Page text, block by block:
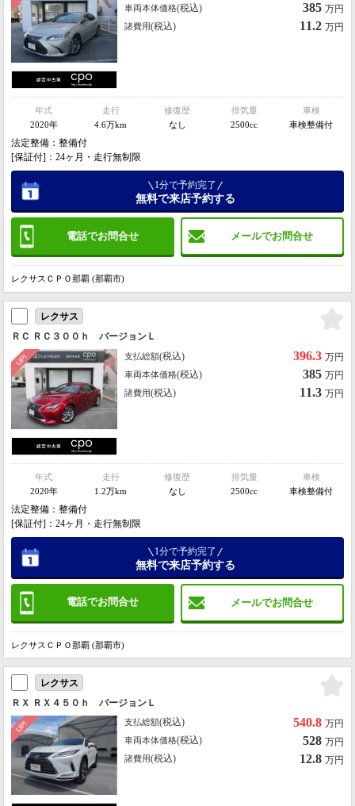
車両本体価格(税込) 385 万円
諸費用(税込) 11.2 万円
年式
2020年
走行
4.6万km
修復歴
なし
排気量
2500cc
車検
車検整備付
法定整備：整備付
[保証付]：24ヶ月・走行無制限
電話でお問合せ メールでお問合せ
1分で予約完了
無料で来店予約する
レクサスＣＰＯ那覇 (那覇市)
レクサス
ＲＣ ＲＣ３００ｈ バージョンＬ
支払総額(税込) 396.3 万円
車両本体価格(税込) 385 万円
諸費用(税込) 11.3 万円
年式
2020年
走行
1.2万km
修復歴
なし
排気量
2500cc
車検
車検整備付
法定整備：整備付
[保証付]：24ヶ月・走行無制限
電話でお問合せ メールでお問合せ
1分で予約完了
無料で来店予約する
レクサスＣＰＯ那覇 (那覇市)
レクサス
ＲＸ ＲＸ４５０ｈ バージョンＬ
支払総額(税込) 540.8 万円
車両本体価格(税込) 528 万円
諸費用(税込) 12.8 万円